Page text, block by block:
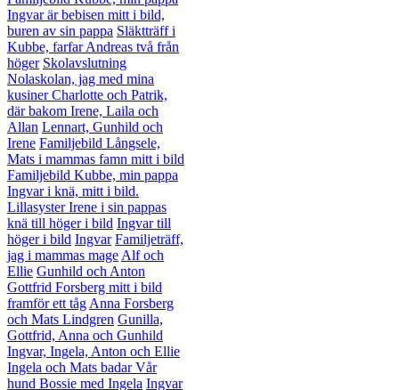
Ingvar är bebisen mitt i bild,
buren av sin pappa Släktträff i
Kubbe, farfar Andreas två från
höger Skolavslutning
Nolaskolan, jag med mina
kusiner Charlotte och Patrik,
där bakom Irene, Laila och
Allan Lennart, Gunhild och
Irene Familjebild Långsele,
Mats i mammas famn mitt i bild
Familjebild Kubbe, min pappa
Ingvar i knä, mitt i bild.
Lillasyster Irene i sin pappas
knä till höger i bild Ingvar till
höger i bild Ingvar Familjeträff,
jag i mammas mage Alf och
Ellie Gunhild och Anton
Gottfrid Forsberg mitt i bild
framför ett tåg Anna Forsberg
och Mats Lindgren Gunilla,
Gottfrid, Anna och Gunhild
Ingvar, Ingela, Anton och Ellie
Ingela och Mats badarVår
hund Bossie med Ingela Ingvar